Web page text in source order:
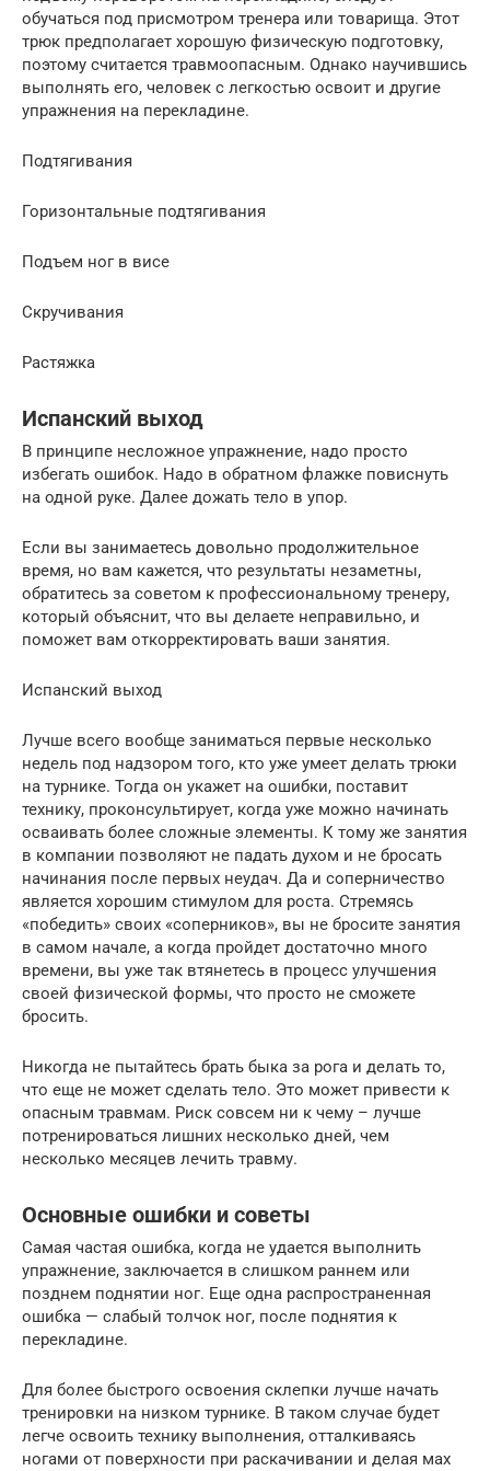
обучаться под присмотром тренера или товарища. Этот
трюк предполагает хорошую физическую подготовку,
поэтому считается травмоопасным. Однако научившись
выполнять его, человек с легкостью освоит и другие
упражнения на перекладине.
Подтягивания
Горизонтальные подтягивания
Подъем ног в висе
Скручивания
Растяжка
Испанский выход
В принципе несложное упражнение, надо просто
избегать ошибок. Надо в обратном флажке повиснуть
на одной руке. Далее дожать тело в упор.
Если вы занимаетесь довольно продолжительное
время, но вам кажется, что результаты незаметны,
обратитесь за советом к профессиональному тренеру,
который объяснит, что вы делаете неправильно, и
поможет вам откорректировать ваши занятия.
Испанский выход
Лучше всего вообще заниматься первые несколько
недель под надзором того, кто уже умеет делать трюки
на турнике. Тогда он укажет на ошибки, поставит
технику, проконсультирует, когда уже можно начинать
осваивать более сложные элементы. К тому же занятия
в компании позволяют не падать духом и не бросать
начинания после первых неудач. Да и соперничество
является хорошим стимулом для роста. Стремясь
«победить» своих «соперников», вы не бросите занятия
в самом начале, а когда пройдет достаточно много
времени, вы уже так втянетесь в процесс улучшения
своей физической формы, что просто не сможете
бросить.
Никогда не пытайтесь брать быка за рога и делать то,
что еще не может сделать тело. Это может привести к
опасным травмам. Риск совсем ни к чему – лучше
потренироваться лишних несколько дней, чем
несколько месяцев лечить травму.
Основные ошибки и советы
Самая частая ошибка, когда не удается выполнить
упражнение, заключается в слишком раннем или
позднем поднятии ног. Еще одна распространенная
ошибка — слабый толчок ног, после поднятия к
перекладине.
Для более быстрого освоения склепки лучше начать
тренировки на низком турнике. В таком случае будет
легче освоить технику выполнения, отталкиваясь
ногами от поверхности при раскачивании и делая мах